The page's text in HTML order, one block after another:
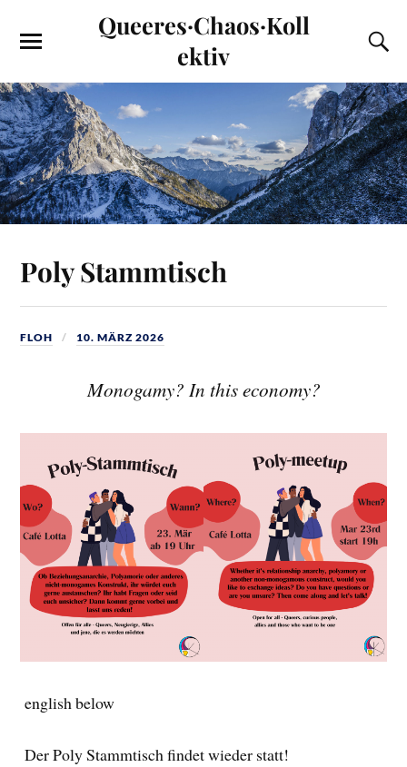
Queeres·Chaos·Koll
ektiv
Poly Stammtisch
FLOH 10. MÄRZ 2026
Monogamy? In this economy?
english below
Der Poly Stammtisch findet wieder statt!